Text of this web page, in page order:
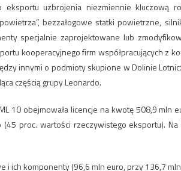
eksportu uzbrojenia niezmiennie kluczową
bezzałogowe statki powietrzne,
specjalnie zaprojektowane lub
kooperacyjnego firm współpracujących z
innymi o podmioty skupione w Dolinie
częścią grupy Leonardo.
10 obejmowała licencje na kwotę 508,9 mln
proc. wartości rzeczywistego eksportu).
i ich komponenty (96,6 mln euro, przy 136,7